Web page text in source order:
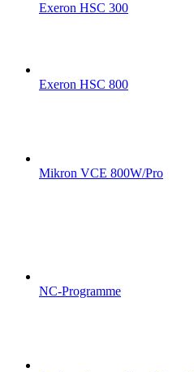
Exeron HSC 300
Exeron HSC 800
Mikron VCE 800W/Pro
NC-Programme